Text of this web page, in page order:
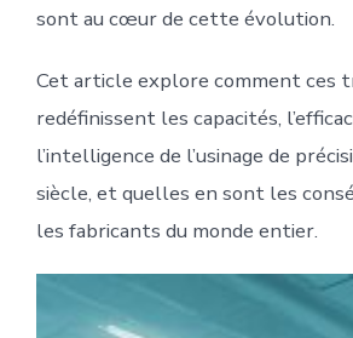
sont au cœur de cette évolution.
Cet article explore comment ces
redéfinissent les capacités,
l’intelligence de l’usinage de
siècle, et quelles en sont les
les fabricants du monde entier.